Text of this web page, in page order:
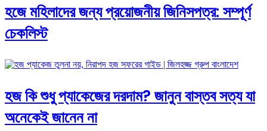
হজে মহিলাদের জন্য প্রয়োজনীয় জিনিসপত্র: সম্পূর্ণ
চেকলিস্ট
হজ কি শুধু প্যাকেজের দরদাম? জানুন বাস্তব সত্য যা
অনেকেই জানেন না